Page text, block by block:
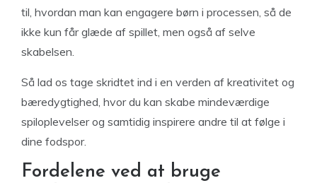
til, hvordan man kan engagere børn i processen, så de
ikke kun får glæde af spillet, men også af selve
skabelsen.
Så lad os tage skridtet ind i en verden af kreativitet og
bæredygtighed, hvor du kan skabe mindeværdige
spiloplevelser og samtidig inspirere andre til at følge i
dine fodspor.
Fordelene ved at bruge